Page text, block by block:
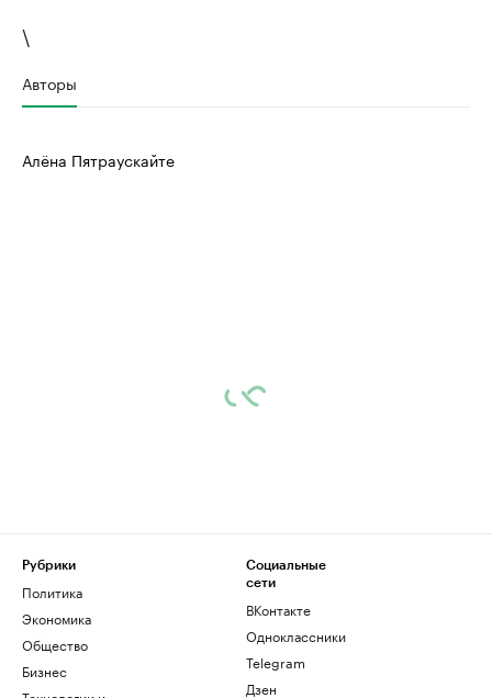
\
Авторы
Алёна Пятраускайте
Рубрики
Политика
Экономика
Общество
Бизнес
Социальные
сети
ВКонтакте
Одноклассники
Telegram
Дзен